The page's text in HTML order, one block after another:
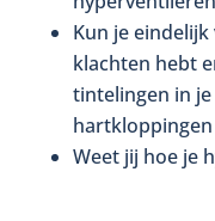
Kun je
klachten hebt
tintelingen in
hartkloppingen
Weet jij hoe je